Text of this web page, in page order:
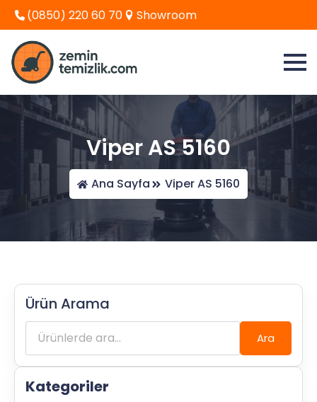
(0850) 220 60 70 Showroom
Viper AS 5160
Ana Sayfa Viper AS 5160
Ürün Arama
Ara:
Ara
Kategoriler